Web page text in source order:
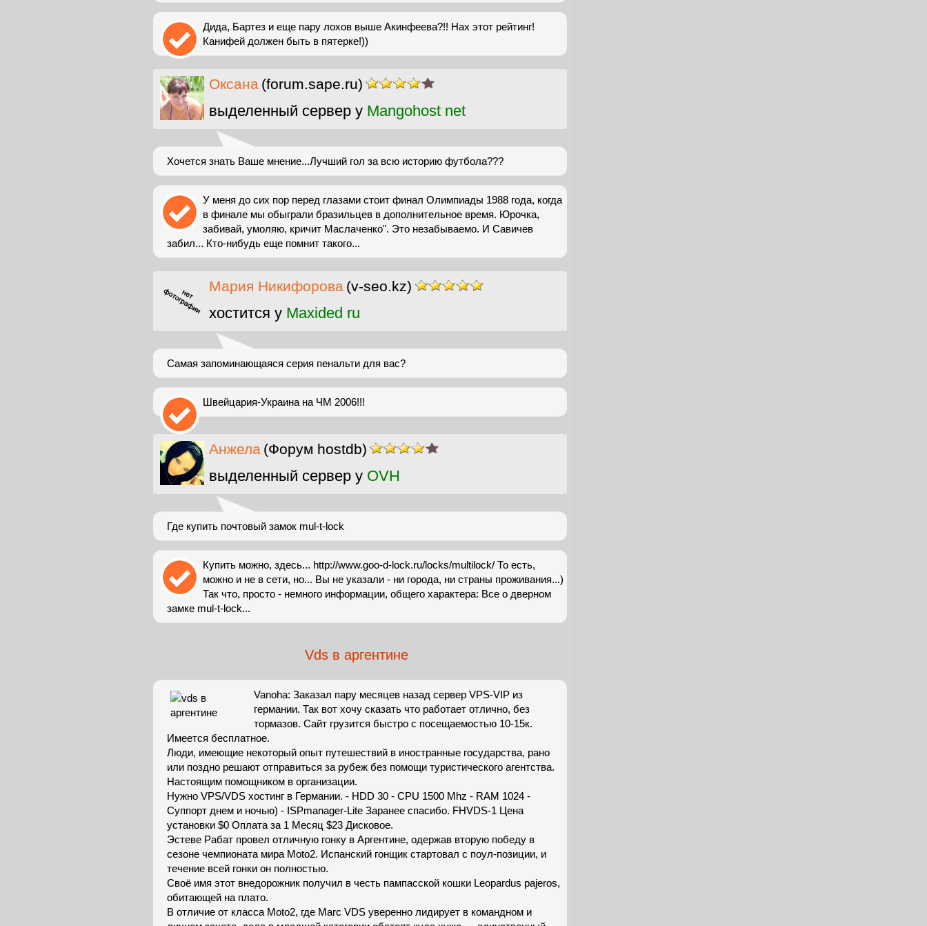
Дида, Бартез и еще пару лохов выше Акинфеева?!! Нах этот рейтинг!
Канифей должен быть в пятерке!))
Оксана (forum.sape.ru)
выделенный сервер у Mangohost net
Хочется знать Ваше мнение...Лучший гол за всю историю футбола???
У меня до сих пор перед глазами стоит финал Олимпиады 1988 года, когда
в финале мы обыграли бразильцев в дополнительное время. Юрочка,
забивай, умоляю, кричит Маслаченко". Это незабываемо. И Савичев
забил... Кто-нибудь еще помнит такого...
Мария Никифорова (v-seo.kz)
хостится у Maxided ru
Самая запоминающаяся серия пенальти для вас?
Швейцария-Украина на ЧМ 2006!!!
Анжела (Форум hostdb)
выделенный сервер у OVH
Где купить почтовый замок mul-t-lock
Купить можно, здесь... http://www.goo-d-lock.ru/locks/multilock/ То есть,
можно и не в сети, но... Вы не указали - ни города, ни страны проживания...)
Так что, просто - немного информации, общего характера: Все о дверном
замке mul-t-lock...
Vds в аргентине
Vanoha: Заказал пару месяцев назад сервер VPS-VIP из
германии. Так вот хочу сказать что работает отлично, без
тормазов. Сайт грузится быстро с посещаемостью 10-15к.
Имеется бесплатное.
Люди, имеющие некоторый опыт путешествий в иностранные государства, рано
или поздно решают отправиться за рубеж без помощи туристического агентства.
Настоящим помощником в организации.
Нужно VPS/VDS хостинг в Германии. - HDD 30 - CPU 1500 Mhz - RAM 1024 -
Суппорт днем и ночью) - ISPmanager-Lite Заранее спасибо. FHVDS-1 Цена
установки $0 Оплата за 1 Месяц $23 Дисковое.
Эстеве Рабат провел отличную гонку в Аргентине, одержав вторую победу в
сезоне чемпионата мира Moto2. Испанский гонщик стартовал с поул-позиции, и
течение всей гонки он полностью.
Своё имя этот внедорожник получил в честь пампасской кошки Leopardus pajeros,
обитающей на плато.
В отличие от класса Moto2, где Marc VDS уверенно лидирует в командном и